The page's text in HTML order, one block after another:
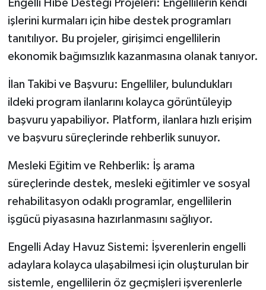
Engelli Hibe Desteği Projeleri: Engellilerin kendi
işlerini kurmaları için hibe destek programları
tanıtılıyor. Bu projeler, girişimci engellilerin
ekonomik bağımsızlık kazanmasına olanak tanıyor.
İlan Takibi ve Başvuru: Engelliler, bulundukları
ildeki program ilanlarını kolayca görüntüleyip
başvuru yapabiliyor. Platform, ilanlara hızlı erişim
ve başvuru süreçlerinde rehberlik sunuyor.
Mesleki Eğitim ve Rehberlik: İş arama
süreçlerinde destek, mesleki eğitimler ve sosyal
rehabilitasyon odaklı programlar, engellilerin
işgücü piyasasına hazırlanmasını sağlıyor.
Engelli Aday Havuz Sistemi: İşverenlerin engelli
adaylara kolayca ulaşabilmesi için oluşturulan bir
sistemle, engellilerin öz geçmişleri işverenlerle